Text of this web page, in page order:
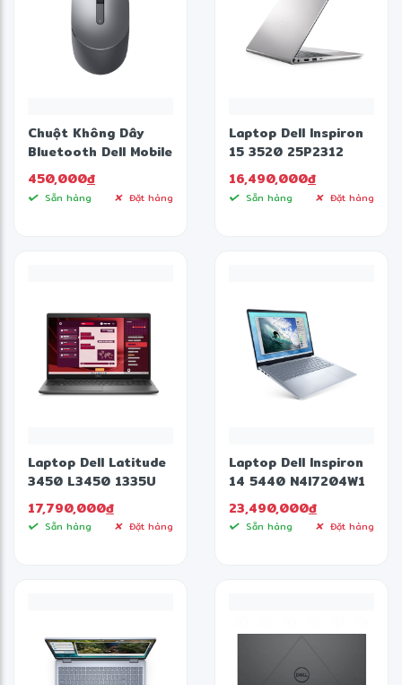
Chuột Không Dây
Bluetooth Dell Mobile
Wireless MS3320W
450,000đ
Sẵn hàng Đặt hàng
Laptop Dell Inspiron
15 3520 25P2312
(Intel Core i5-1235U |
16GB | 512GB | Intel
Iris Xe | 15.6 inch FHD
16,490,000đ
Sẵn hàng Đặt hàng
Laptop Dell Latitude
3450 L3450 1335U
08512W (Intel Core
i5-1335U | 8GB |
512GB | intel UHD |
17,790,000đ
Sẵn hàng Đặt hàng
Laptop Dell Inspiron
14 5440 N4I7204W1
(Intel Core 7
processor 150U |
16GB | 512GB | Intel
23,490,000đ
Sẵn hàng Đặt hàng